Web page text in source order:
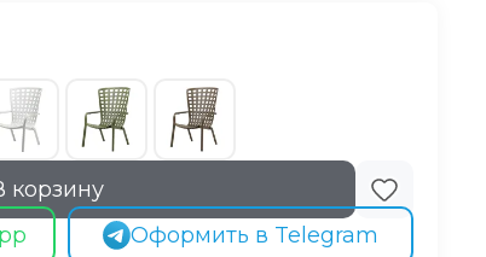
корзину
Оформить в Telegram